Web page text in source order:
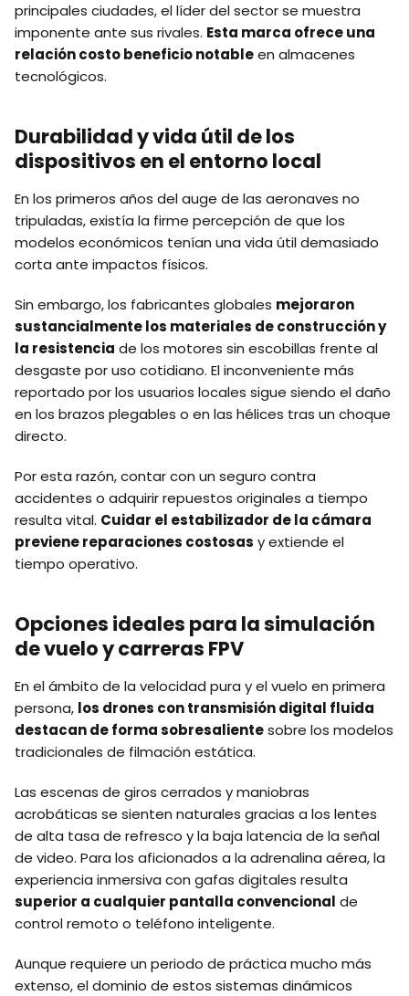
principales ciudades, el líder del sector se muestra
imponente ante sus rivales. Esta marca ofrece una
relación costo beneficio notableen almacenes
tecnológicos.
Durabilidad y vida útil de los
dispositivos en el entorno local
En los primeros años del auge de las aeronaves no
tripuladas, existía la firme percepción de que los
modelos económicos tenían una vida útil demasiado
corta ante impactos físicos.
Sin embargo, los fabricantes globales mejoraron
sustancialmente los materiales de construcción y
la resistencia de los motores sin escobillas frente al
desgaste por uso cotidiano. El inconveniente más
reportado por los usuarios locales sigue siendo el daño
en los brazos plegables o en las hélices tras un choque
directo.
Por esta razón, contar con un seguro contra
accidentes o adquirir repuestos originales a tiempo
resulta vital. Cuidar el estabilizador de la cámara
previene reparaciones costosas y extiende el
tiempo operativo.
Opciones ideales para la simulación
de vuelo y carreras FPV
En el ámbito de la velocidad pura y el vuelo en primera
persona, los drones con transmisión digital fluida
destacan de forma sobresalientesobre los modelos
tradicionales de filmación estática.
Las escenas de giros cerrados y maniobras
acrobáticas se sienten naturales gracias a los lentes
de alta tasa de refresco y la baja latencia de la señal
de video. Para los aficionados a la adrenalina aérea, la
experiencia inmersiva con gafas digitales resulta
superior a cualquier pantalla convencional de
control remoto o teléfono inteligente.
Aunque requiere un periodo de práctica mucho más
extenso, el dominio de estos sistemas dinámicos